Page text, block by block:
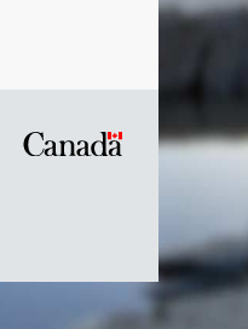
du